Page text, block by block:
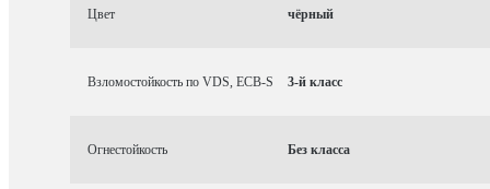
Цвет чёрный
Взломостойкость по VDS, ECB-S 3-й класс
Огнестойкость Без класса